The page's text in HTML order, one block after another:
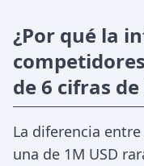
¿Por qué la
de 6 cifras
La diferencia
una de 1M USD